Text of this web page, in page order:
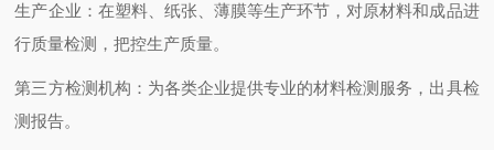
生产企业：在塑料、纸张、薄膜等生产环节，对原材料和成品进
行质量检测，把控生产质量。
第三方检测机构：为各类企业提供专业的材料检测服务，出具检
测报告。